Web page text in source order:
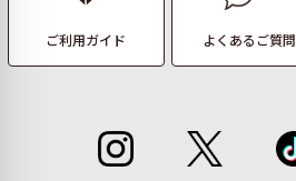
ご利用ガイド よくあるご質問